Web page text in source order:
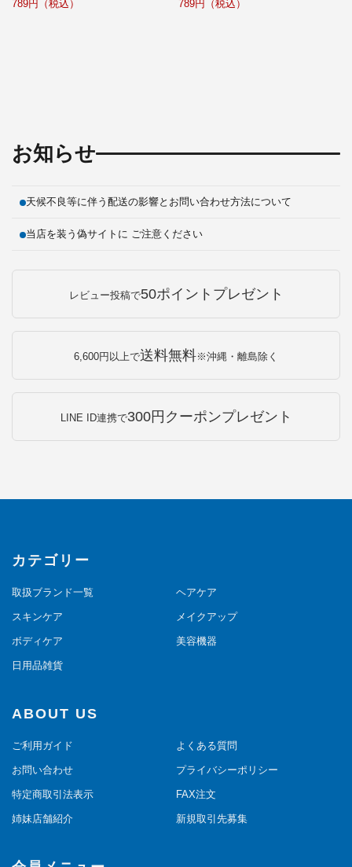
789円（税込）
789円（税込）
お知らせ
天候不良等に伴う配送の影響とお問い合わせ方法について
当店を装う偽サイトに ご注意ください
レビュー投稿で50ポイントプレゼント
6,600円以上で送料無料※沖縄・離島除く
LINE ID連携で300円クーポンプレゼント
カテゴリー
取扱ブランド一覧 ヘアケア
スキンケア メイクアップ
ボディケア 美容機器
日用品雑貨
ABOUT US
ご利用ガイド よくある質問
お問い合わせ プライバシーポリシー
特定商取引法表示 FAX注文
姉妹店舗紹介 新規取引先募集